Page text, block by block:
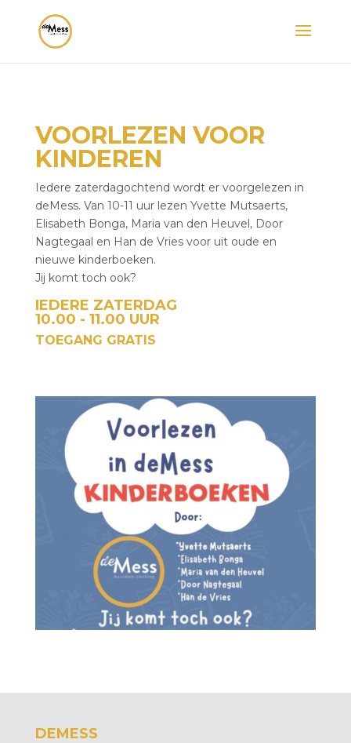
VOORLEZEN VOOR
KINDEREN
Iedere zaterdagochtend wordt er voorgelezen in
deMess. Van 10-11 uur lezen Yvette Mutsaerts,
Elisabeth Bonga, Maria van den Heuvel, Door
Nagtegaal en Han de Vries voor uit oude en
nieuwe kinderboeken.
Jij komt toch ook?
IEDERE ZATERDAG
10.00 - 11.00 UUR
TOEGANG GRATIS
DEMESS